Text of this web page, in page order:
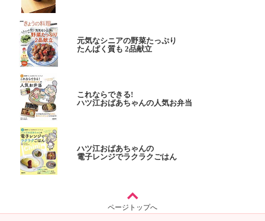
元気なシニアの野菜たっぷり
たんぱく質も 2品献立
これならできる!
ハツ江おばあちゃんの人気お弁当
ハツ江おばあちゃんの
電子レンジでラクラクごはん
ページトップへ